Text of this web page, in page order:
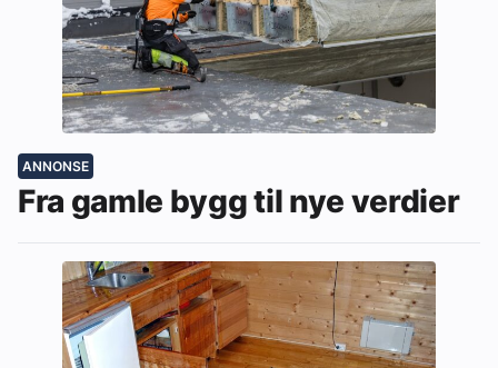
ANNONSE
Fra gamle bygg til nye verdier